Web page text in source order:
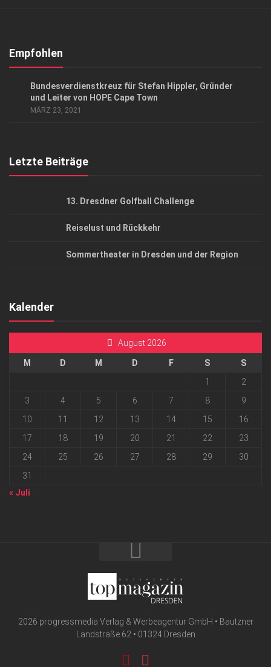
Kontakt, Impressum
Empfohlen
Bundesverdienstkreuz für Stefan Hippler, Gründer
und Leiter von HOPE Cape Town
MÄRZ 23, 2021
Letzte Beiträge
13. Dresdner Golfball Challenge
Reiselust und Rückkehr
Sommertheater in Dresden und der Region
Kalender
August 2026
M D M D F S
S
1
2
3
4 5 6 7 8
9
10
11 12 13 14 15
16
17
18 19 20 21 22
23
24
25 26 27 28 29
30
31
« Juli
2026 progressmedia Verlag & Werbeagentur GmbH • Bautzner
Landstraße 62 • 01324 Dresden